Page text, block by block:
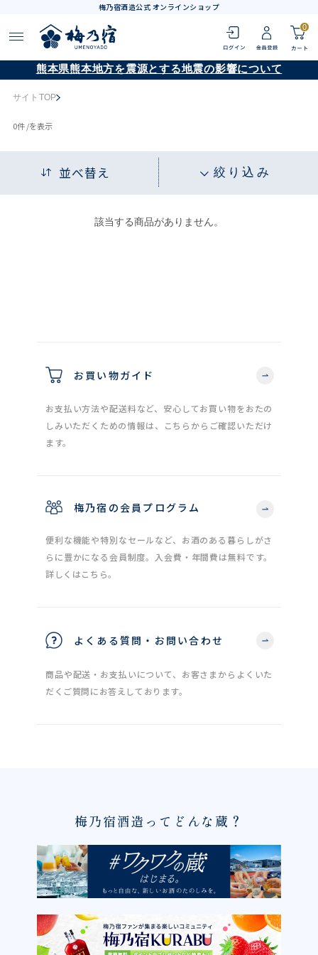
梅乃宿酒造公式 オンラインショップ
0
熊本県熊本地方を震源とする地震の影響について
サイトTOP
0件 /を表示
並べ替え 絞り込み
該当する商品がありません。
お買い物ガイド
お支払い方法や配送料など、安心してお買い物をおたの
しみいただくための情報は、こちらからご確認いただけ
ます。
梅乃宿の会員プログラム
便利な機能や特別なセールなど、お酒のある暮らしがさ
らに豊かになる会員制度。入会費・年間費は無料です。
詳しくはこちら。
よくある質問・お問い合わせ
商品や配送・お支払いについて、お客さまからよくいた
だくご質問にお答えしております。
梅乃宿酒造ってどんな蔵？